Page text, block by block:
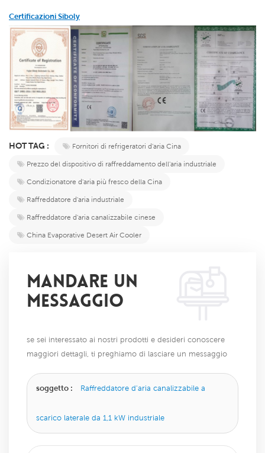
Certificazioni Siboly
HOT TAG :
Fornitori di refrigeratori d'aria Cina
Prezzo del dispositivo di raffreddamento dell'aria industriale
Condizionatore d'aria più fresco della Cina
Raffreddatore d'aria industriale
Raffreddatore d'aria canalizzabile cinese
China Evaporative Desert Air Cooler
MANDARE UN
MESSAGGIO
se sei interessato ai nostri prodotti e desideri conoscere
maggiori dettagli, ti preghiamo di lasciare un messaggio
soggetto : Raffreddatore d'aria canalizzabile a
scarico laterale da 1,1 kW industriale